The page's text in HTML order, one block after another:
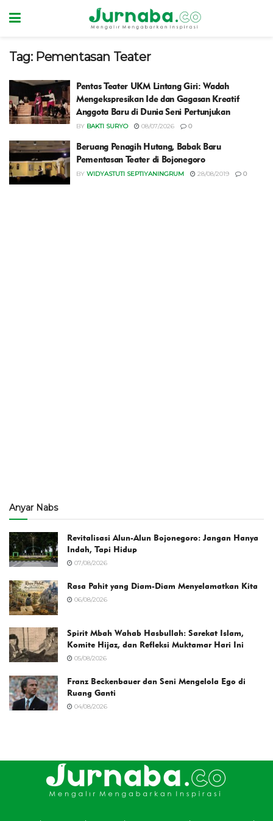
Tag: Pementasan Teater
Pentas Teater UKM Lintang Giri: Wadah
Mengekspresikan Ide dan Gagasan Kreatif
Anggota Baru di Dunia Seni Pertunjukan
BY BAKTI SURYO 08/07/2026 0
Beruang Penagih Hutang, Babak Baru
Pementasan Teater di Bojonegoro
BY WIDYASTUTI SEPTIYANINGRUM 28/08/2019 0
Anyar Nabs
Revitalisasi Alun-Alun Bojonegoro: Jangan Hanya
Indah, Tapi Hidup
07/08/2026
Rasa Pahit yang Diam-Diam Menyelamatkan Kita
06/08/2026
Spirit Mbah Wahab Hasbullah: Sarekat Islam,
Komite Hijaz, dan Refleksi Muktamar Hari Ini
05/08/2026
Franz Beckenbauer dan Seni Mengelola Ego di
Ruang Ganti
04/08/2026